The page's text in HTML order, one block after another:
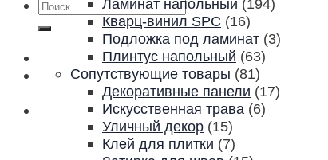
Искать:
Ламинат напольный (194)
Кварц-винил SPC (16)
Подложка под ламинат (3)
Плинтус напольный (63)
Сопутствующие товары (81)
Декоративные панели (17)
Искусственная трава (6)
Уличный декор (15)
Клей для плитки (7)